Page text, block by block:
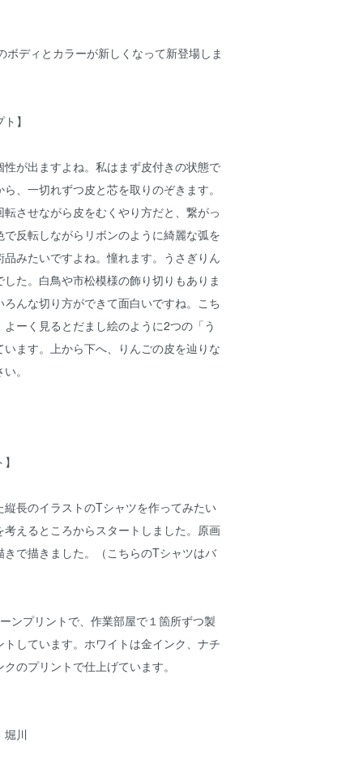
ボディとカラーが新しくなって新登場しま
】
性が出ますよね。私はまず皮付きの状態で
、一切れずつ皮と芯を取りのぞきます。
転させながら皮をむくやり方だと、繋がっ
反転しながらリボンのように綺麗な弧を
みたいですよね。憧れます。うさぎりん
た。白鳥や市松模様の飾り切りもありま
んな切り方ができて面白いですね。こち
ーく見るとだまし絵のように2つの「う
います。上から下へ、りんごの皮を辿りな
。
長のイラストのTシャツを作ってみたい
考えるところからスタートしました。原画
きで描きました。（こちらのTシャツはバ
ンプリントで、作業部屋で１箇所ずつ製
しています。ホワイトは金インク、ナチ
のプリントで仕上げています。
川